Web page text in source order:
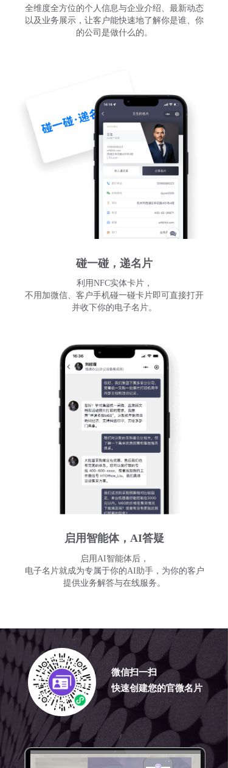
碰一碰，递名片
利用NFC实体卡片，
不用加微信、客户手机碰一碰卡片即可直接打开
并收下你的电子名片。
全维度全方位的个人信息与企业介绍、最新动态
以及业务展示，让客户能快速地了解你是谁、你
的公司是做什么的。
启用智能体，AI答疑
启用AI智能体后，
电子名片就成为专属于你的AI助手，为你的客户
提供业务解答与在线服务。
微信扫一扫
快速创建您的官微名片